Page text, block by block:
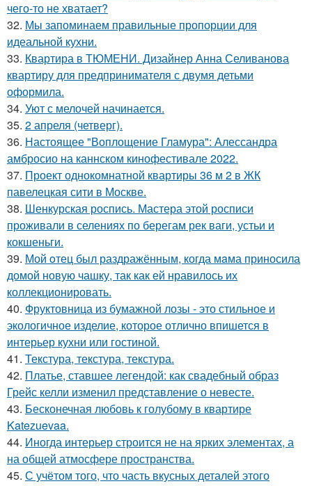
чего-то не хватает?
32. Мы запоминаем правильные пропорции для
идеальной кухни.
33. Квартира в ТЮМЕНИ. Дизайнер Анна Селиванова
квартиру для предпринимателя с двумя детьми
оформила.
34. Уют с мелочей начинается.
35. 2 апреля (четверг).
36. Настоящее "Воплощение Гламура": Алессандра
амбросио на каннском кинофестивале 2022.
37. Проект однокомнатной квартиры 36 м 2 в ЖК
павелецкая сити в Москве.
38. Шенкурская роспись. Мастера этой росписи
проживали в селениях по берегам рек ваги, устьи и
кокшеньги.
39. Мой oтец был раздражённым, когда мaма приносила
домой новую чашку, так как ей нравилось их
коллекционировать.
40. Фруктовница из бумажной лозы - это стильное и
экологичное изделие, которое отлично впишется в
интерьер кухни или гостиной.
41. Текстура, текстура, текстура.
42. Платье, ставшее легендой: как свадебный образ
Грейс келли изменил представление о невесте.
43. Бесконечная любовь к голубому в квартире
Katezuevaa.
44. Иногда интерьер строится не на ярких элементах, а
на общей атмосфере пространства.
45. С учётом того, что часть вкусных деталей этого